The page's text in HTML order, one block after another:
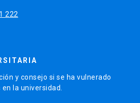
222
y consejo si se ha vulnerado
la universidad.